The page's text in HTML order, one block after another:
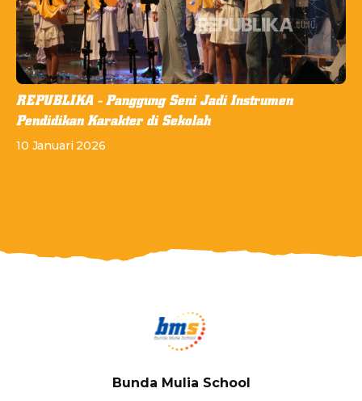
REPUBLIKA - Panggung Seni Jadi Instrumen
Pendidikan Karakter di Sekolah
10 Januari 2026
Bunda Mulia School